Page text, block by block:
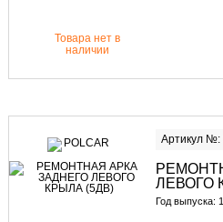
Товара нет в
наличии
Артикул №:
ЛЕВОГО
Год выпуска: